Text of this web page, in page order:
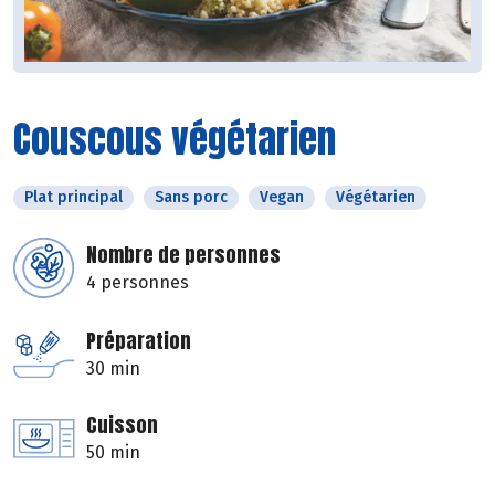
Couscous végétarien
Plat principal Sans porc Vegan Végétarien
Nombre de personnes
4 personnes
Préparation
30 min
Cuisson
50 min